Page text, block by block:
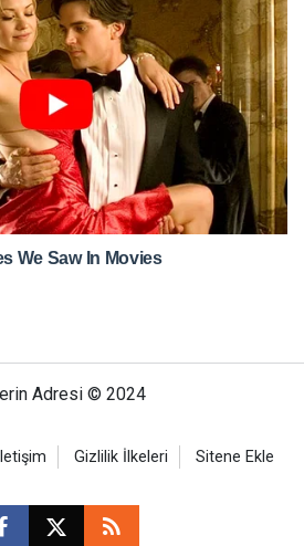
Adresi © 2024
Gizlilik İlkeleri Sitene Ekle